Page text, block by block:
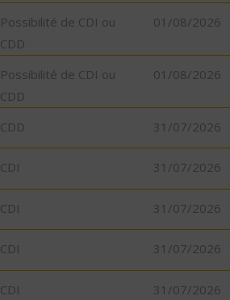
Possibilité de CDI ou
CDD
01/08/2026
Possibilité de CDI ou
CDD
01/08/2026
CDD 31/07/2026
CDI 31/07/2026
CDI 31/07/2026
CDI 31/07/2026
CDI 31/07/2026